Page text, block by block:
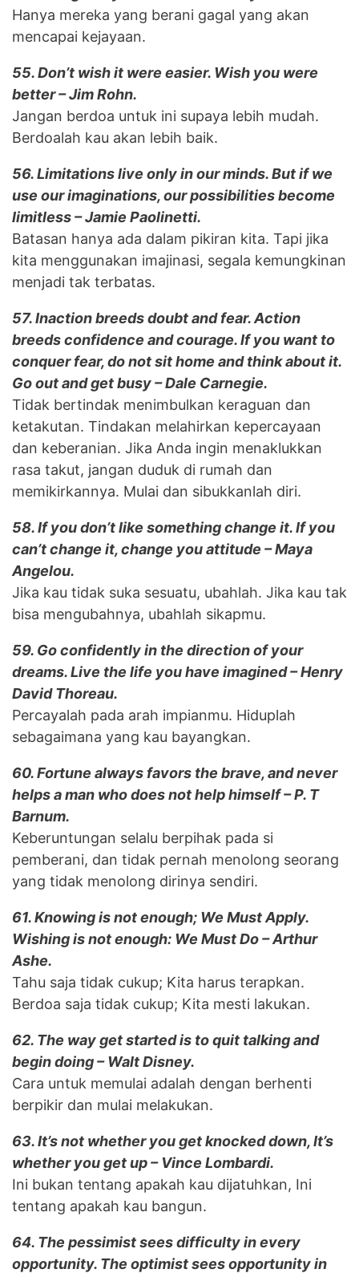
Hanya mereka yang berani gagal yang akan
mencapai kejayaan.
55. Don’t wish it were easier. Wish you were
better – Jim Rohn.
Jangan berdoa untuk ini supaya lebih mudah.
Berdoalah kau akan lebih baik.
56. Limitations live only in our minds. But if we
use our imaginations, our possibilities become
limitless – Jamie Paolinetti.
Batasan hanya ada dalam pikiran kita. Tapi jika
kita menggunakan imajinasi, segala kemungkinan
menjadi tak terbatas.
57. Inaction breeds doubt and fear. Action
breeds confidence and courage. If you want to
conquer fear, do not sit home and think about it.
Go out and get busy – Dale Carnegie.
Tidak bertindak menimbulkan keraguan dan
ketakutan. Tindakan melahirkan kepercayaan
dan keberanian. Jika Anda ingin menaklukkan
rasa takut, jangan duduk di rumah dan
memikirkannya. Mulai dan sibukkanlah diri.
58. If you don’t like something change it. If you
can’t change it, change you attitude – Maya
Angelou.
Jika kau tidak suka sesuatu, ubahlah. Jika kau tak
bisa mengubahnya, ubahlah sikapmu.
59. Go confidently in the direction of your
dreams. Live the life you have imagined – Henry
David Thoreau.
Percayalah pada arah impianmu. Hiduplah
sebagaimana yang kau bayangkan.
60. Fortune always favors the brave, and never
helps a man who does not help himself – P. T
Barnum.
Keberuntungan selalu berpihak pada si
pemberani, dan tidak pernah menolong seorang
yang tidak menolong dirinya sendiri.
61. Knowing is not enough; We Must Apply.
Wishing is not enough: We Must Do – Arthur
Ashe.
Tahu saja tidak cukup; Kita harus terapkan.
Berdoa saja tidak cukup; Kita mesti lakukan.
62. The way get started is to quit talking and
begin doing – Walt Disney.
Cara untuk memulai adalah dengan berhenti
berpikir dan mulai melakukan.
63. It’s not whether you get knocked down, It’s
whether you get up – Vince Lombardi.
Ini bukan tentang apakah kau dijatuhkan, Ini
tentang apakah kau bangun.
64. The pessimist sees difficulty in every
opportunity. The optimist sees opportunity in